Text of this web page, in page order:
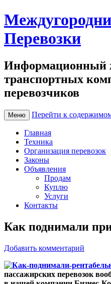
Перевозки
Информационный
транспортных
перевозчиков
Меню Перейти к
Главная
Техника
Организация перевозок
Законы
Объявления
Продам
Куплю
Услуги
Контакты
Как поднимали
Добавить комментарий
пассажирских перевозок